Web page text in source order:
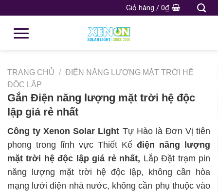
Giỏ hàng / 0₫
TRANG CHỦ / ĐIỆN NĂNG LƯỢNG MẶT TRỜI HỆ
ĐỘC LẬP
Gắn Điện năng lượng mặt trời hệ độc
lập giá rẻ nhất
Công ty Xenon Solar Light Tự Hào là Đơn Vị tiên
phong trong lĩnh vực Thiết Kế điện năng lượng
mặt trời hệ độc lập giá rẻ nhất, Lắp Đặt trạm pin
năng lượng mặt trời hệ độc lập, không cần hòa
mạng lưới điện nhà nước, không cần phụ thuộc vào